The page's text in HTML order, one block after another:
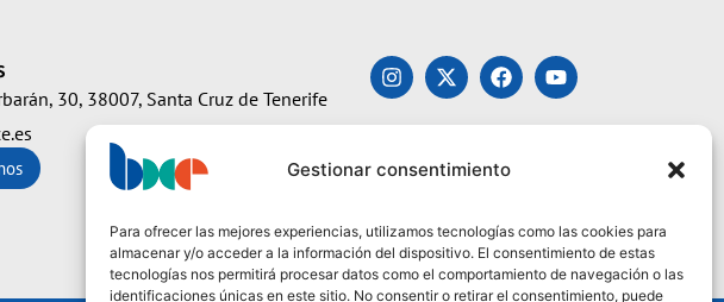
Gestionar consentimiento
Para ofrecer las mejores experiencias, utilizamos tecnologías como las cookies para
almacenar y/o acceder a la información del dispositivo. El consentimiento de estas
tecnologías nos permitirá procesar datos como el comportamiento de navegación o las
identificaciones únicas en este sitio. No consentir o retirar el consentimiento, puede
30, 38007, Santa Cruz de Tenerife